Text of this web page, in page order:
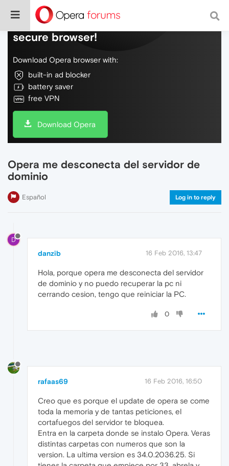
Do more on the web, with a fast and
secure browser!
Download Opera browser with:
built-in ad blocker
battery saver
free VPN
Download Opera
Opera me desconecta del servidor de
dominio
Español Log in to reply
D
danzib 16 Feb 2016, 13:47
Hola, porque opera me desconecta del servidor
de dominio y no puedo recuperar la pc ni
cerrando cesion, tengo que reiniciar la PC.
0
rafaas69 16 Feb 2016, 16:50
Creo que es porque el update de opera se come
toda la memoria y de tantas peticiones, el
cortafuegos del servidor te bloquea.
Entra en la carpeta donde se instalo Opera. Veras
distintas carpetas con numeros que son la
version. La ultima version es 34.0.2036.25. Si